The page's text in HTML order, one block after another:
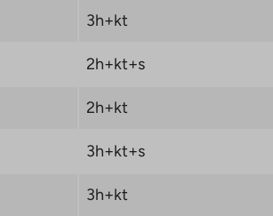
3h+kt
2h+kt+s
2h+kt
3h+kt+s
3h+kt